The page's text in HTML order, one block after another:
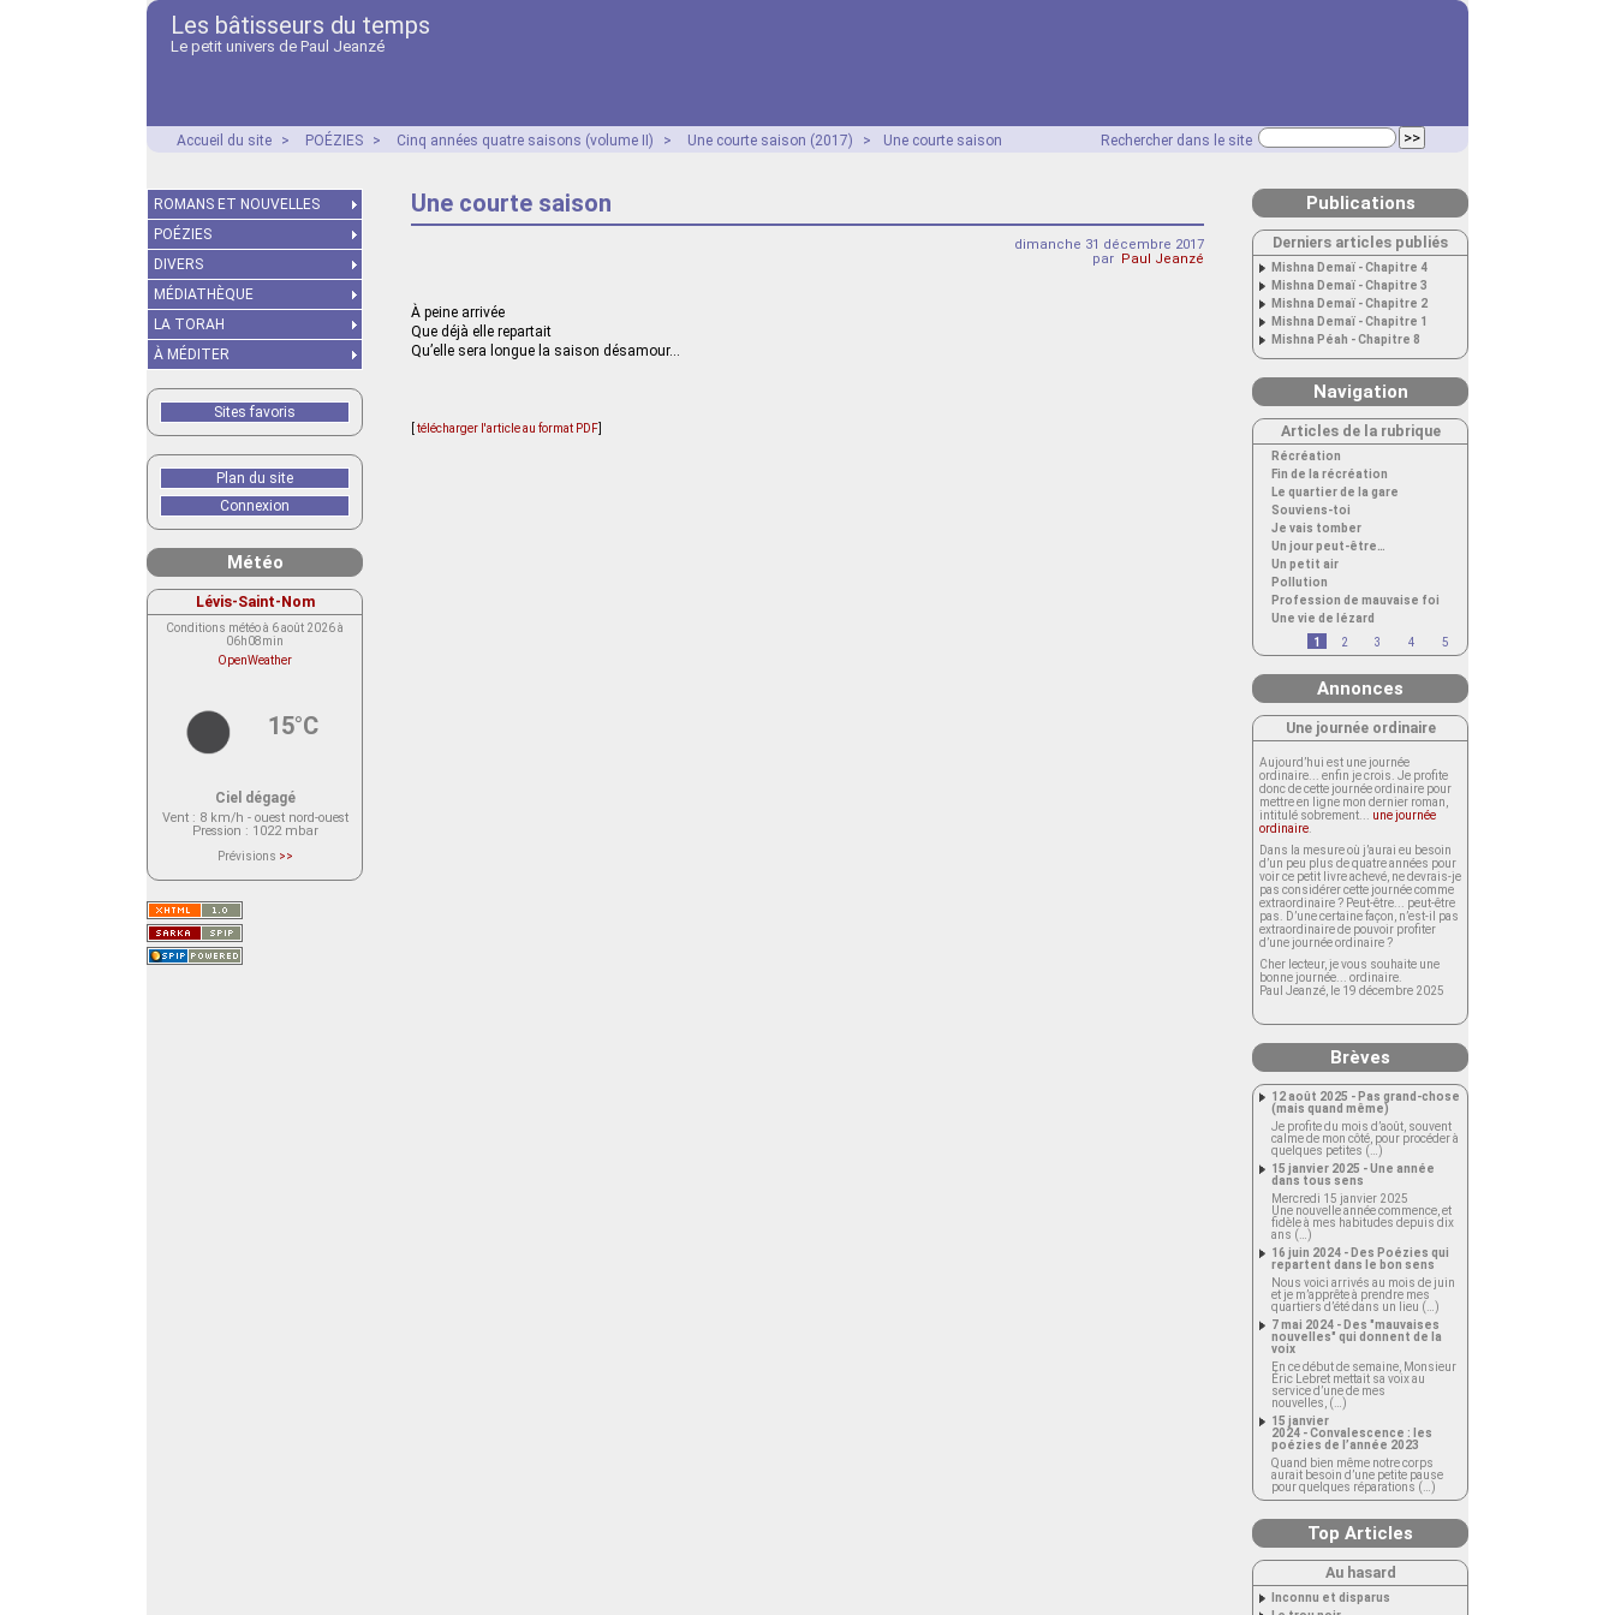
Les bâtisseurs du temps
Le petit univers de Paul Jeanzé
Rechercher dans le site
Accueil du site > POÉZIES > Cinq années quatre saisons (volume II) > Une courte saison (2017) > Une courte saison
Une courte saison
dimanche 31 décembre 2017
par Paul Jeanzé
À peine arrivée
Que déjà elle repartait
Qu’elle sera longue la saison désamour…
télécharger l'article au format PDF
ROMANS ET NOUVELLES
POÉZIES
DIVERS
MÉDIATHÈQUE
LA TORAH
À MÉDITER
Sites favoris
Plan du site
Connexion
Météo
Lévis-Saint-Nom
Conditions météo à 6 août 2026 à
06h08min
OpenWeather
15°C
Ciel dégagé
Vent: 8 km/h - ouest nord-ouest
Pression : 1022 mbar
Prévisions >>
actuellement aucune prévision
Saint-Nom.
Veuillez consulter le message du
service ci-dessous.
(401 - Invalid API key. Please see
https://openweathermap.org/faq#error401
Publications
Derniers articles publiés
Mishna Demaï - Chapitre 4
Mishna Demaï - Chapitre 3
Mishna Demaï - Chapitre 2
Mishna Demaï - Chapitre 1
Mishna Péah - Chapitre 8
Navigation
Articles de la rubrique
Récréation
Fin de la récréation
Le quartier de la gare
Souviens-toi
Je vais tomber
Un jour peut-être…
Un petit air
Pollution
Profession de mauvaise foi
Une vie de lézard
1
2 3 4 5
Annonces
Une journée ordinaire
Aujourd’hui est une journée
ordinaire... enfin je crois. Je profite
donc de cette journée ordinaire pour
mettre en ligne mon dernier roman,
intitulé sobrement... une journée
ordinaire
Dans la mesure où j’aurai eu besoin
d’un peu plus de quatre années pour
voir ce petit livre achevé, ne devrais-je
pas considérer cette journée comme
extraordinaire ? Peut-être... peut-être
pas. D’une certaine façon, n’est-il pas
extraordinaire de pouvoir profiter
d’une journée ordinaire ?
Cher lecteur, je vous souhaite une
bonne journée... ordinaire.
Paul Jeanzé, le 19 décembre 2025
Brèves
12 août 2025 - Pas grand-chose
(mais quand même)
Je profite du mois d’août, souvent
calme de mon côté, pour procéder à
quelques petites (…)
15 janvier 2025 - Une année
dans tous sens
Mercredi 15 janvier 2025
Une nouvelle année commence, et
fidèle à mes habitudes depuis dix
ans (…)
16 juin 2024 - Des Poézies qui
repartent dans le bon sens
Nous voici arrivés au mois de juin
et je m’apprête à prendre mes
quartiers d’été dans un lieu (…)
7 mai 2024 - Des "mauvaises
nouvelles" qui donnent de la
voix
En ce début de semaine, Monsieur
Éric Lebret mettait sa voix au
service d’une de mes
nouvelles, (…)
15 janvier
2024 - Convalescence : les
poézies de l’année 2023
Quand bien même notre corps
aurait besoin d’une petite pause
pour quelques réparations (…)
Top Articles
Au hasard
Inconnu et disparus